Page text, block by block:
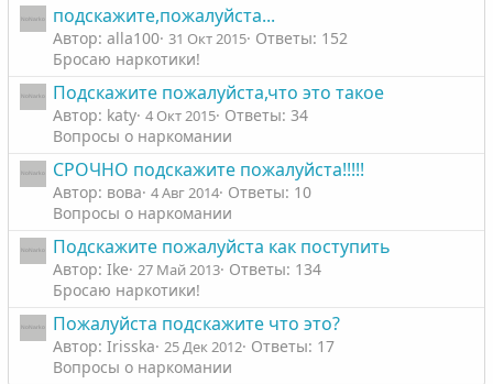
подскажите,пожалуйста...
Автор: alla100 31 Окт 2015 Ответы: 152
Бросаю наркотики!
Подскажите пожалуйста,что это такое
Автор: katy 4 Окт 2015 Ответы: 34
Вопросы о наркомании
СРОЧНО подскажите пожалуйста!!!!!
Автор: вова 4 Авг 2014 Ответы: 10
Вопросы о наркомании
Подскажите пожалуйста как поступить
Автор: Ike 27 Май 2013 Ответы: 134
Бросаю наркотики!
Пожалуйста подскажите что это?
Автор: Irisska 25 Дек 2012 Ответы: 17
Вопросы о наркомании